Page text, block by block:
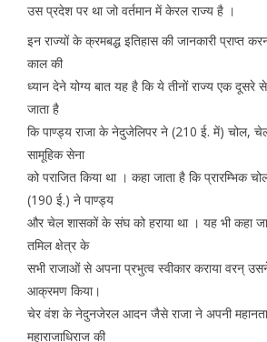
उस प्रदेश पर था जो वर्तमान में केरल राज्य है ।
इन राज्यों के क्रमबद्ध इतिहास की जानकारी प्राप्त
काल की
ध्यान देने योग्य बात यह है कि ये तीनों राज्य एक दूसरे
जाता है
कि पाण्ड्य राजा के नेदुजेलिपर ने (210 ई. में) चोल,
सामूहिक सेना
को पराजित किया था । कहा जाता है कि प्रारम्भिक
(190 ई.) ने पाण्ड्य
और चेल शासकों के संघ को हराया था । यह भी कहा
तमिल क्षेत्र के
सभी राजाओं से अपना प्रभुत्व स्वीकार कराया वरन्
आक्रमण किया।
चेर वंश के नेदुनजेरल आदन जैसे राजा ने अपनी महानता
महाराजाधिराज की